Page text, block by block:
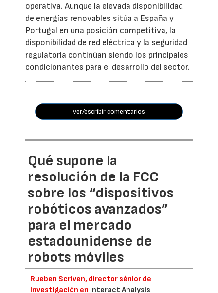
operativa. Aunque la elevada disponibilidad
de energías renovables sitúa a España y
Portugal en una posición competitiva, la
disponibilidad de red eléctrica y la seguridad
regulatoria continúan siendo los principales
condicionantes para el desarrollo del sector.
ver/escribir comentarios
Qué supone la
resolución de la FCC
sobre los “dispositivos
robóticos avanzados”
para el mercado
estadounidense de
robots móviles
Rueben Scriven, director sénior de
Investigación en Interact Analysis